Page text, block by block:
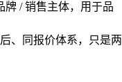
牌 / 销售主体，用于品
、同报价体系，只是两